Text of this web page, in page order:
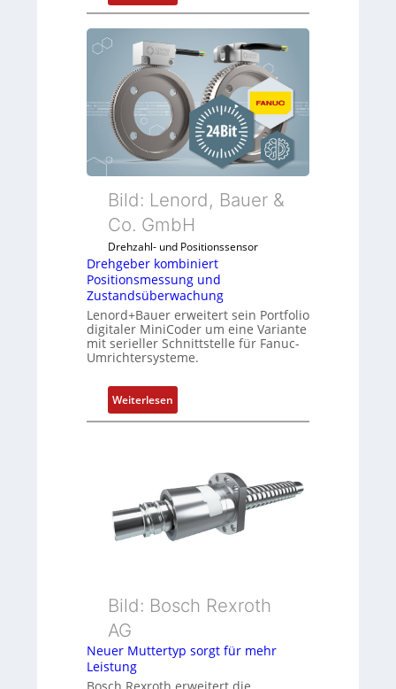
e
d
u
n
g
k
o
i
g
u
r
i
e
r
e
n
4
G
u
n
d
G
a
u
f
d
n
R
a
s
b
e
r
P
D
r
e
h
g
b
e
r
k
o
b
i
n
i
r
t
P
i
n
s
m
u
u
Bild: Lenord, Bauer &
Co. GmbH
Drehzahl- und Positionssensor
Drehgeber kombiniert
Positionsmessung und
Zustandsüberwachung
Lenord+Bauer erweitert sein Portfolio
digitaler MiniCoder um eine Variante
mit serieller Schnittstelle für Fanuc-
Umrichtersysteme.
Weiterlesen
D
g
e
b
o
i
Bild: Bosch Rexroth
AG
Neuer Muttertyp sorgt für mehr
Leistung
Bosch Rexroth erweitert die